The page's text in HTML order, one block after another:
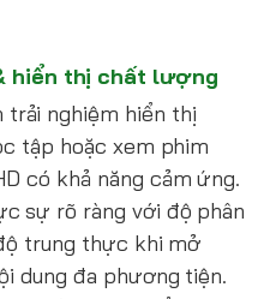
hiển thị chất lượng
trải nghiệm hiển thị
tập hoặc xem phim
có khả năng cảm ứng.
sự rõ ràng với độ phân
trung thực khi mở
dung đa phương tiện.